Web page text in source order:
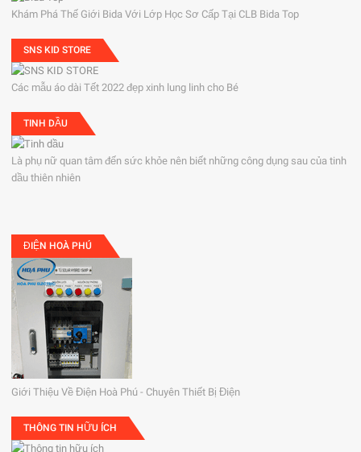
Khám Phá Thế Giới Bida Với Lớp Học Sơ Cấp Tại CLB Bida Top
SNS KID STORE
Các mẫu áo dài Tết 2022 đẹp xinh lung linh cho Bé
TINH DẦU
Là phụ nữ quan tâm đến sức khỏe nên biết những công dụng sau của tinh
dầu thiên nhiên
ĐIỆN HOÀ PHÚ
Giới Thiệu Về Điện Hoà Phú - Chuyên Thiết Bị Điện
THÔNG TIN HỮU ÍCH